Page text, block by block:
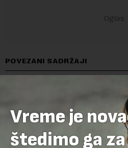
POVEZANI SADRŽAJI
Vreme je
štedimo ga